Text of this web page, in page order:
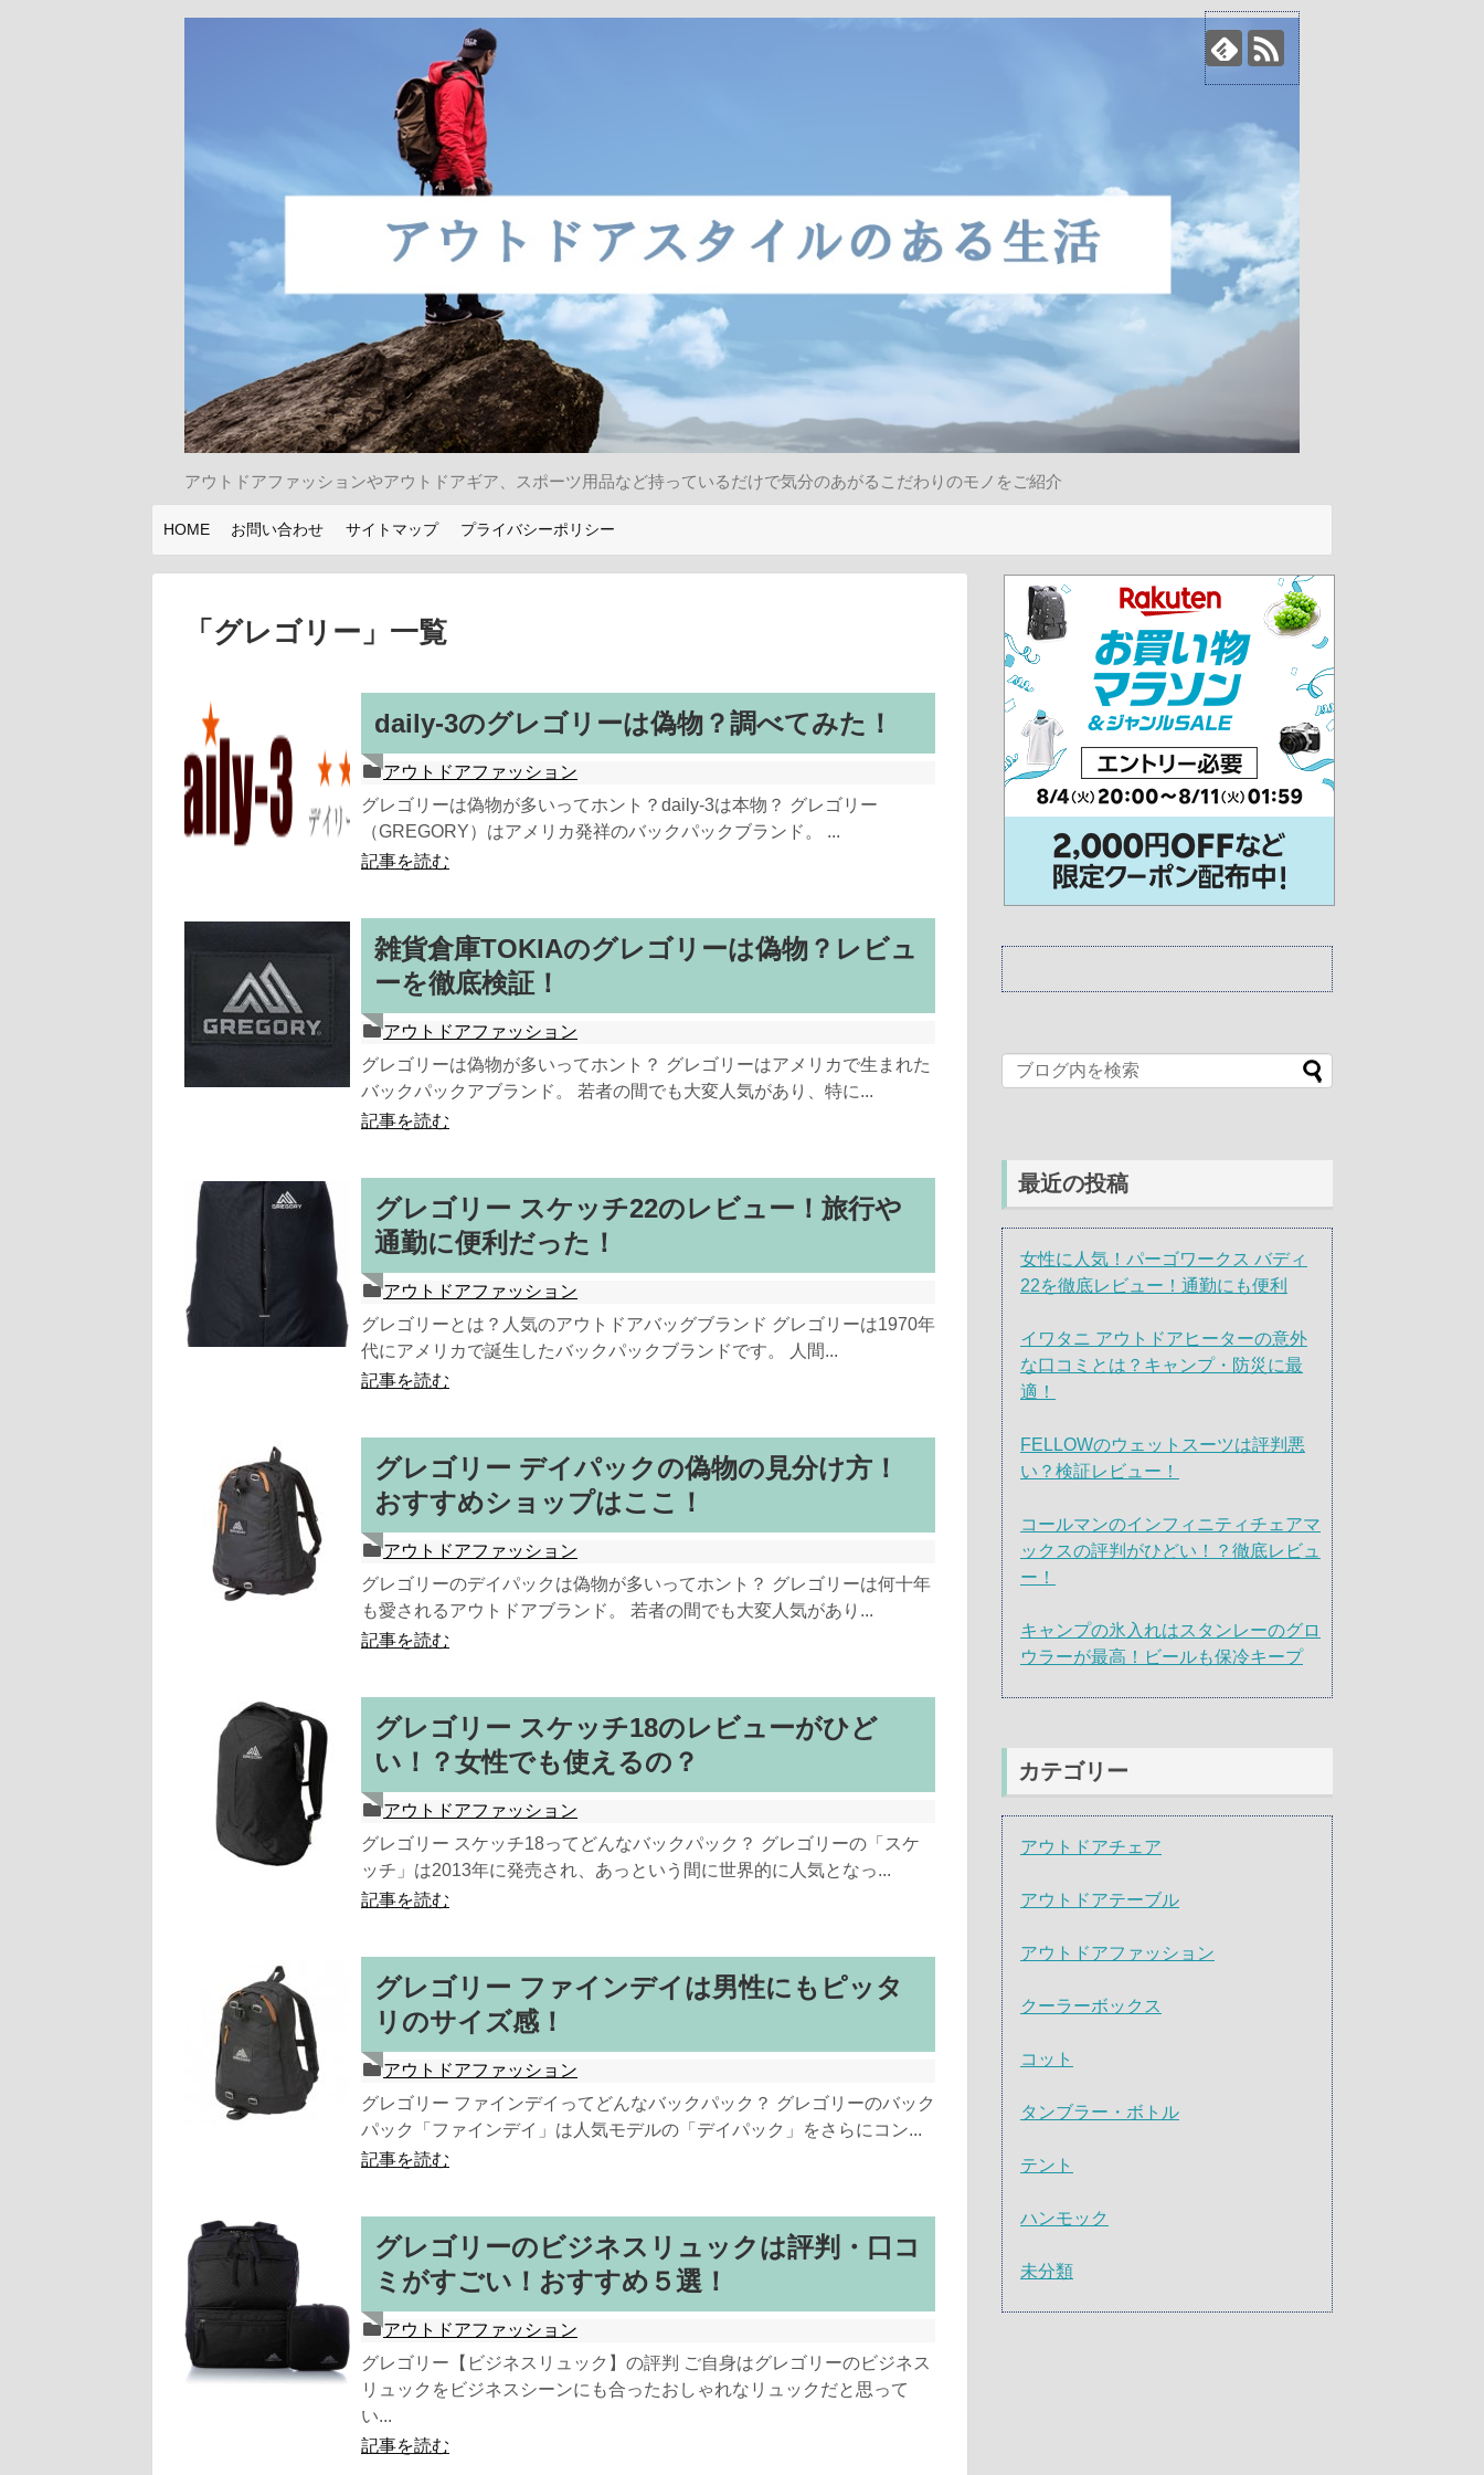
アウトドアファッションやアウトドアギア、スポーツ用品など持っているだけで気分のあがるこだわりのモノをご紹介
HOME お問い合わせ サイトマップ プライバシーポリシー
「 グレゴリー 」 一覧
daily-3のグレゴリーは偽物？調べてみた！
アウトドアファッション
グレゴリーは偽物が多いってホント？daily-3は本物？ グレゴリー
（GREGORY）はアメリカ発祥のバックパックブランド。 ...
記事を読む
雑貨倉庫TOKIAのグレゴリーは偽物？レビュ
ーを徹底検証！
アウトドアファッション
グレゴリーは偽物が多いってホント？ グレゴリーはアメリカで生まれた
バックパックアブランド。 若者の間でも大変人気があり、特に...
記事を読む
グレゴリー スケッチ22のレビュー！旅行や
通勤に便利だった！
アウトドアファッション
グレゴリーとは？人気のアウトドアバッグブランド グレゴリーは1970年
代にアメリカで誕生したバックパックブランドです。 人間...
記事を読む
グレゴリー デイパックの偽物の見分け方！
おすすめショップはここ！
アウトドアファッション
グレゴリーのデイパックは偽物が多いってホント？ グレゴリーは何十年
も愛されるアウトドアブランド。 若者の間でも大変人気があり...
記事を読む
グレゴリー スケッチ18のレビューがひど
い！？女性でも使えるの？
アウトドアファッション
グレゴリー スケッチ18ってどんなバックパック？ グレゴリーの「スケ
ッチ」は2013年に発売され、あっという間に世界的に人気となっ...
記事を読む
グレゴリー ファインデイは男性にもピッタ
リのサイズ感！
アウトドアファッション
グレゴリー ファインデイってどんなバックパック？ グレゴリーのバック
パック「ファインデイ」は人気モデルの「デイパック」をさらにコン...
記事を読む
グレゴリーのビジネスリュックは評判・口コ
ミがすごい！おすすめ５選！
アウトドアファッション
グレゴリー【ビジネスリュック】の評判 ご自身はグレゴリーのビジネス
リュックをビジネスシーンにも合ったおしゃれなリュックだと思って
い...
記事を読む
最近の投稿
女性に人気！パーゴワークス バディ
22を徹底レビュー！通勤にも便利
イワタニ アウトドアヒーターの意外
な口コミとは？キャンプ・防災に最
適！
FELLOWのウェットスーツは評判悪
い？検証レビュー！
コールマンのインフィニティチェアマ
ックスの評判がひどい！？徹底レビュ
ー！
キャンプの氷入れはスタンレーのグロ
ウラーが最高！ビールも保冷キープ
カテゴリー
アウトドアチェア
アウトドアテーブル
アウトドアファッション
クーラーボックス
コット
タンブラー・ボトル
テント
ハンモック
未分類